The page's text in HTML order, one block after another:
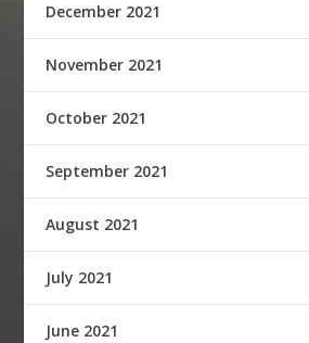
December 2021
November 2021
October 2021
September 2021
August 2021
July 2021
June 2021